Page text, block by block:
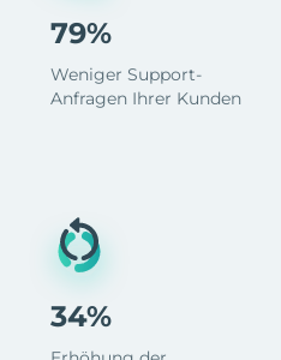
79%
Weniger Support-
Anfragen Ihrer Kunden
34%